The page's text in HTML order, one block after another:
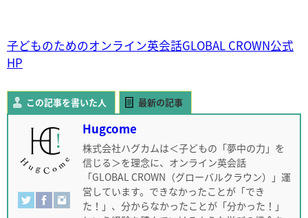
子どものためのオンライン英会話GLOBAL CROWN公式
HP
この記事を書いた人 最新の記事
Hugcome
株式会社ハグカムは＜子どもの「夢中の力」を
信じる＞を理念に、オンライン英会話
「GLOBAL CROWN（グローバルクラウン）」運
営しています。できなかったことが「でき
た！」、分からなかったことが「分かった！」